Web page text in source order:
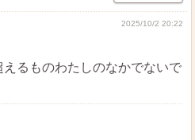
2025/10/2 20:22
るものわたしのなかでないで